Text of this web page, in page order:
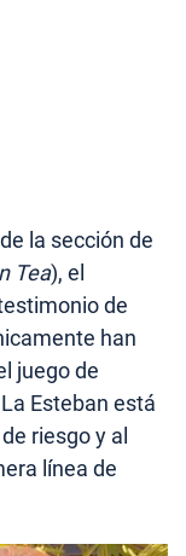
la sección de
Tea), el
de
han
juego de
Esteban está
riesgo y al
línea de